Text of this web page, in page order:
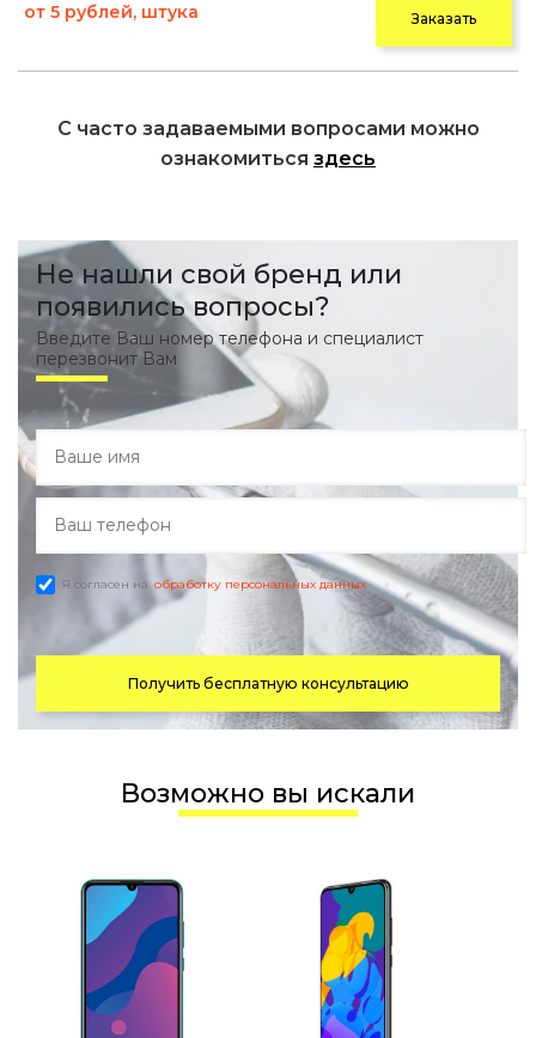
от 5 рублей, штука Заказать
С часто задаваемыми вопросами можно
ознакомиться здесь
Не нашли свой бренд или
появились вопросы?
Введите Ваш номер телефона и специалист
перезвонит Вам
Я согласен на обработку персональных данных
Получить бесплатную консультацию
Возможно вы искали